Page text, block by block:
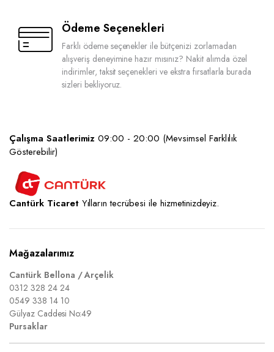
Ödeme Seçenekleri
Farklı ödeme seçenekler ile bütçenizi zorlamadan
alışveriş deneyimine hazır mısınız? Nakit alımda özel
indirimler, taksit seçenekleri ve ekstra fırsatlarla burada
sizleri bekliyoruz.
Çalışma Saatlerimiz 09:00 - 20:00 (Mevsimsel Farklılık
Gösterebilir)
Cantürk TicaretYılların tecrübesi ile hizmetinizdeyiz.
Mağazalarımız
Cantürk Bellona / Arçelik
0312 328 24 24
0549 338 14 10
Gülyaz Caddesi No:49
Pursaklar